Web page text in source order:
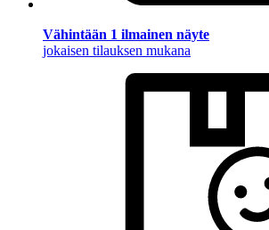
Vähintään 1 ilmainen näyte
jokaisen tilauksen mukana